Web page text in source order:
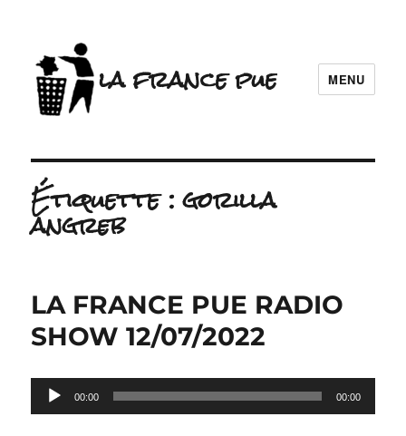
la france pue MENU
Étiquette :gorilla
angreb
LA FRANCE PUE RADIO
SHOW 12/07/2022
Lecteur
audio
00:00 00:00